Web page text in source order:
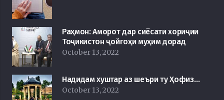
Раҳмон: Аморот дар сиёсати хориҷии
Тоҷикистон ҷойгоҳи муҳим дорад
October 13, 2022
Надидам хуштар аз шеъри ту Ҳофиз…
October 13, 2022